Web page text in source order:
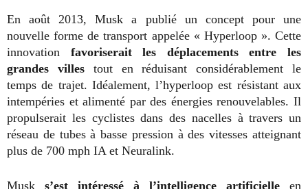
En août 2013, Musk a publié un concept pour une
nouvelle forme de transport appelée « Hyperloop ». Cette
innovation favoriserait les déplacements entre les
grandes villes tout en réduisant considérablement le
temps de trajet. Idéalement, l’hyperloop est résistant aux
intempéries et alimenté par des énergies renouvelables. Il
propulserait les cyclistes dans des nacelles à travers un
réseau de tubes à basse pression à des vitesses atteignant
plus de 700 mph IA et Neuralink.
Musk s’est intéressé à l’intelligence artificielle en